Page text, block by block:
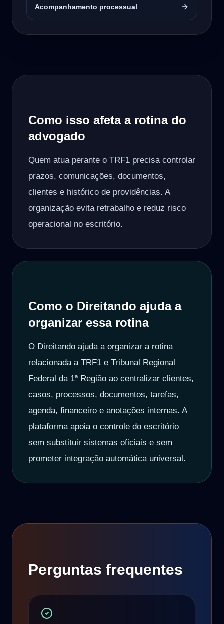
Acompanhamento processual
Como isso afeta a rotina do
advogado
Quem atua perante o TRF1 precisa controlar
prazos, comunicações, documentos,
clientes e histórico de providências. A
organização evita retrabalho e reduz risco
operacional no escritório.
Como o Direitando ajuda a
organizar essa rotina
O Direitando ajuda a organizar a rotina
relacionada a TRF1 e Tribunal Regional
Federal da 1ª Região ao centralizar clientes,
casos, processos, documentos, tarefas,
agenda, financeiro e anotações internas. A
plataforma apoia o controle do escritório
sem substituir sistemas oficiais e sem
prometer integração automática universal.
Perguntas frequentes